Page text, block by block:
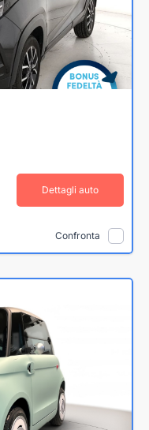
Dettagli auto
Confronta